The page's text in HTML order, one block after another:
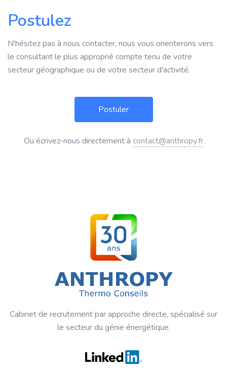
Postulez
N'hésitez pas à nous contacter, nous vous orienterons vers
le consultant le plus approprié compte tenu de votre
secteur géographique ou de votre secteur d'activité.
Ou écrivez-nous directement à contact@anthropy.fr
Cabinet de recrutement par approche directe, spécialisé sur
le secteur du génie énergétique.